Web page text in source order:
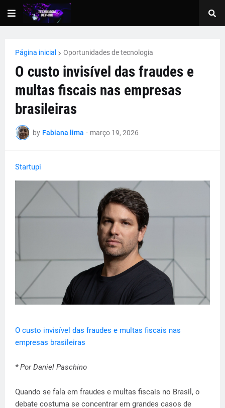
Página inicial Oportunidades de tecnologia
O custo invisível das fraudes e
multas fiscais nas empresas
brasileiras
by Fabiana lima - março 19, 2026
Startupi
O custo invisível das fraudes e multas fiscais nas
empresas brasileiras
* Por Daniel Paschino
Quando se fala em fraudes e multas fiscais no Brasil, o
debate costuma se concentrar em grandes casos de